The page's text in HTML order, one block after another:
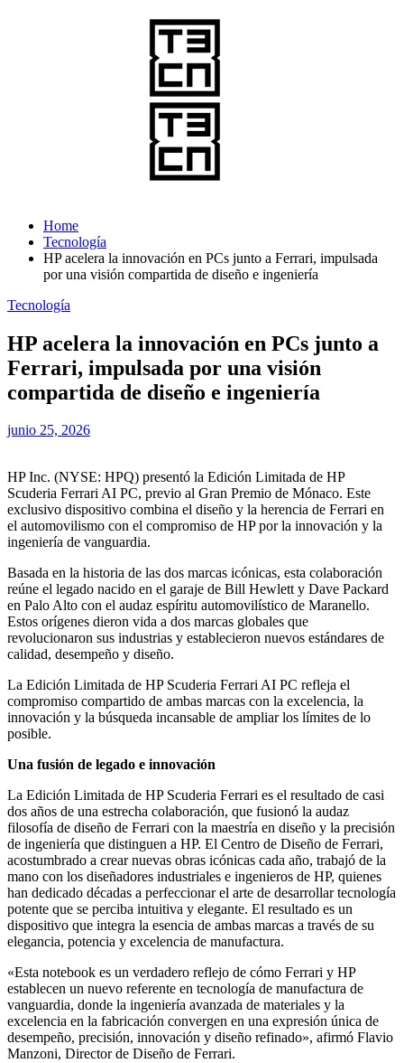
Home
Tecnología
HP acelera la innovación en PCs junto a Ferrari, impulsada
por una visión compartida de diseño e ingeniería
Tecnología
HP acelera la innovación en PCs junto a
Ferrari, impulsada por una visión
compartida de diseño e ingeniería
junio 25, 2026
HP Inc. (NYSE: HPQ) presentó la Edición Limitada de HP
Scuderia Ferrari AI PC, previo al Gran Premio de Mónaco. Este
exclusivo dispositivo combina el diseño y la herencia de Ferrari en
el automovilismo con el compromiso de HP por la innovación y la
ingeniería de vanguardia.
Basada en la historia de las dos marcas icónicas, esta colaboración
reúne el legado nacido en el garaje de Bill Hewlett y Dave Packard
en Palo Alto con el audaz espíritu automovilístico de Maranello.
Estos orígenes dieron vida a dos marcas globales que
revolucionaron sus industrias y establecieron nuevos estándares de
calidad, desempeño y diseño.
La Edición Limitada de HP Scuderia Ferrari AI PC refleja el
compromiso compartido de ambas marcas con la excelencia, la
innovación y la búsqueda incansable de ampliar los límites de lo
posible.
Una fusión de legado e innovación
La Edición Limitada de HP Scuderia Ferrari es el resultado de casi
dos años de una estrecha colaboración, que fusionó la audaz
filosofía de diseño de Ferrari con la maestría en diseño y la precisión
de ingeniería que distinguen a HP. El Centro de Diseño de Ferrari,
acostumbrado a crear nuevas obras icónicas cada año, trabajó de la
mano con los diseñadores industriales e ingenieros de HP, quienes
han dedicado décadas a perfeccionar el arte de desarrollar tecnología
potente que se perciba intuitiva y elegante. El resultado es un
dispositivo que integra la esencia de ambas marcas a través de su
elegancia, potencia y excelencia de manufactura.
«Esta notebook es un verdadero reflejo de cómo Ferrari y HP
establecen un nuevo referente en tecnología de manufactura de
vanguardia, donde la ingeniería avanzada de materiales y la
excelencia en la fabricación convergen en una expresión única de
desempeño, precisión, innovación y diseño refinado», afirmó Flavio
Manzoni, Director de Diseño de Ferrari.